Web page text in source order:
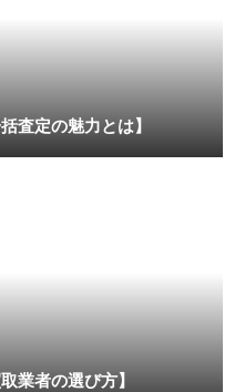
査定の魅力とは】
業者の選び方】